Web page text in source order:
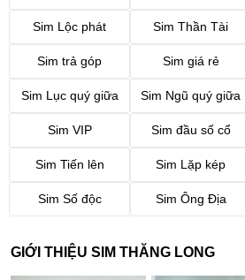
Sim Lộc phát Sim Thần Tài
Sim trả góp Sim giá rẻ
Sim Lục quý giữa Sim Ngũ quý giữa
Sim VIP Sim đầu số cổ
Sim Tiến lên Sim Lặp kép
Sim Số độc Sim Ông Địa
GIỚI THIỆU SIM THĂNG LONG